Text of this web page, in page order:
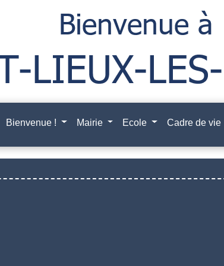
Bienvenue ! Mairie Ecole Cadre de vie